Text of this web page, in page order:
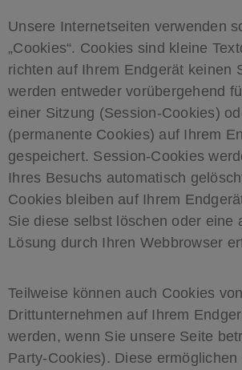
Unsere Internetseiten verwenden
„Cookies“. Cookies sind kleine
richten auf Ihrem Endgerät keinen
werden entweder vorübergehend
einer Sitzung (Session-Cookies)
(permanente Cookies) auf Ihrem
gespeichert. Session-Cookies
Ihres Besuchs automatisch
Cookies bleiben auf Ihrem
Sie diese selbst löschen oder eine
Lösung durch Ihren Webbrowser
Teilweise können auch Cookies von
Drittunternehmen auf Ihrem
werden, wenn Sie unsere Seite
Party-Cookies). Diese